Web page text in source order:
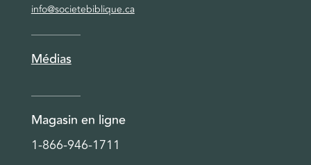
info@societebiblique.ca
Médias
Magasin en ligne
1-866-946-1711